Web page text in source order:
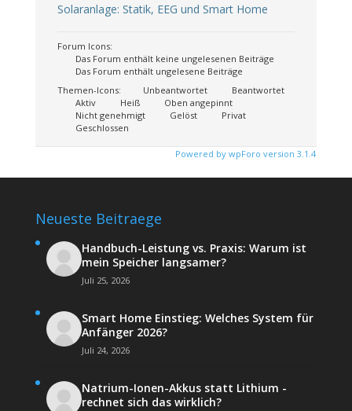
Solaranlage: Statik, EEG und Smart Home
Forum Icons:
Das Forum enthält keine ungelesenen Beiträge
Das Forum enthält ungelesene Beiträge
Themen-Icons:
Unbeantwortet
Beantwortet
Aktiv
Heiß
Oben angepinnt
Nicht genehmigt
Gelöst
Privat
Geschlossen
Powered by wpForo version 3.1.4
Neueste Beitraege
Handbuch-Leistung vs. Praxis: Warum ist
mein Speicher langsamer?
Juli 25, 2026
Smart Home Einstieg: Welches System für
Anfänger 2026?
Juli 24, 2026
Natrium-Ionen-Akkus statt Lithium -
rechnet sich das wirklich?